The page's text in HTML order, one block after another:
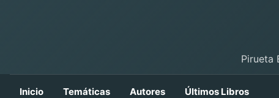
Pirueta
Inicio Temáticas Autores Últimos Libros